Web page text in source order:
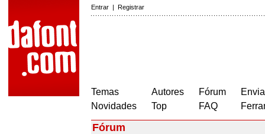
Entrar | Registrar
Temas
Novidades
Autores
Top
Fórum
FAQ
Fórum